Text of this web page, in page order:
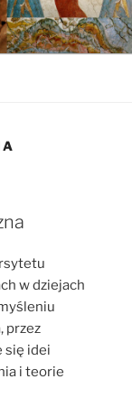
w dziejach
przez
się idei
i teorie